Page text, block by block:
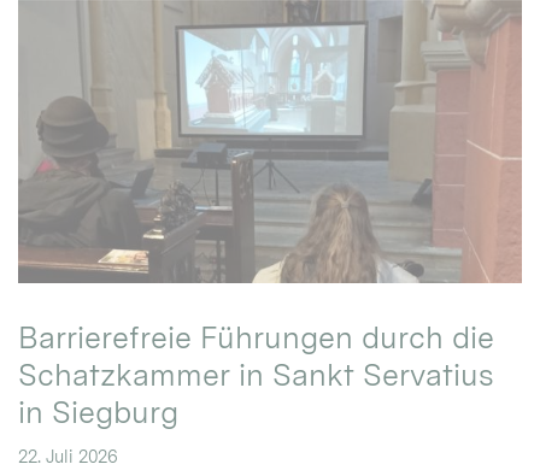
Barrierefreie Führungen durch die
Schatzkammer in Sankt Servatius
in Siegburg
22. Juli 2026